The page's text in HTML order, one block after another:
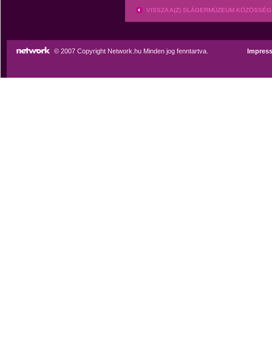
VISSZA A(Z) SLÁGERMÚZEUM
© 2007 Copyright Network.hu Minden jog fenntartva.